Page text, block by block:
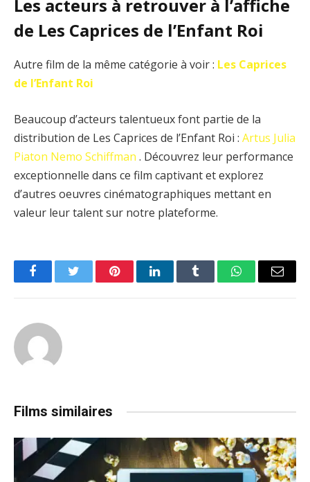
Les acteurs à retrouver à l’affiche
de Les Caprices de l’Enfant Roi
Autre film de la même catégorie à voir : Les Caprices
de l’Enfant Roi
Beaucoup d’acteurs talentueux font partie de la
distribution de Les Caprices de l’Enfant Roi : Artus Julia
Piaton Nemo Schiffman . Découvrez leur performance
exceptionnelle dans ce film captivant et explorez
d’autres oeuvres cinématographiques mettant en
valeur leur talent sur notre plateforme.
FacebookTwitter PinterestLinkedInTumblr WhatsAppEmail
Films similaires